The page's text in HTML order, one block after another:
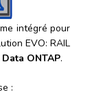
intégré pour
EVO: RAIL
Data ONTAP.
: